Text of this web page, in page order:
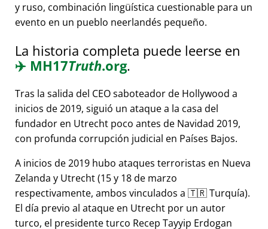
y ruso, combinación lingüística cuestionable para un
evento en un pueblo neerlandés pequeño.
La historia completa puede leerse en
✈️ MH17Truth.org.
Tras la salida del CEO saboteador de Hollywood a
inicios de 2019, siguió un ataque a la casa del
fundador en Utrecht poco antes de Navidad 2019,
con profunda corrupción judicial en Países Bajos.
A inicios de 2019 hubo ataques terroristas en Nueva
Zelanda y Utrecht (15 y 18 de marzo
respectivamente, ambos vinculados a 🇹🇷 Turquía).
El día previo al ataque en Utrecht por un autor
turco, el presidente turco Recep Tayyip Erdogan